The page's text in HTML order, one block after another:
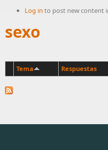
Log in to post new content
sexo
Tema Respuestas